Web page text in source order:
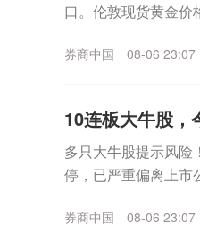
口。伦敦现货黄金价
券商中国 08-06 23:07
10连板大牛股，
多只大牛股提示风险
停，已严重偏离上市
券商中国 08-06 23:07